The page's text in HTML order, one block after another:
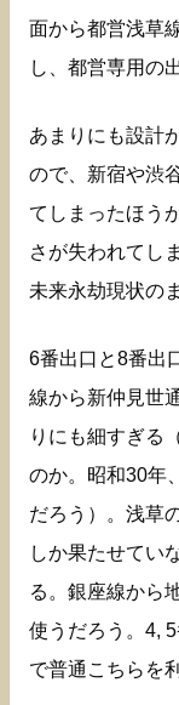
面から都営浅草
し、都営専用の
あまりにも設計
ので、新宿や渋
てしまったほう
さが失われてし
未来永劫現状の
6番出口と8番出
線から新仲見世
りにも細すぎる
のか。昭和30年
だろう）。浅草
しか果たせてい
る。銀座線から
使うだろう。4,
で普通こちらを